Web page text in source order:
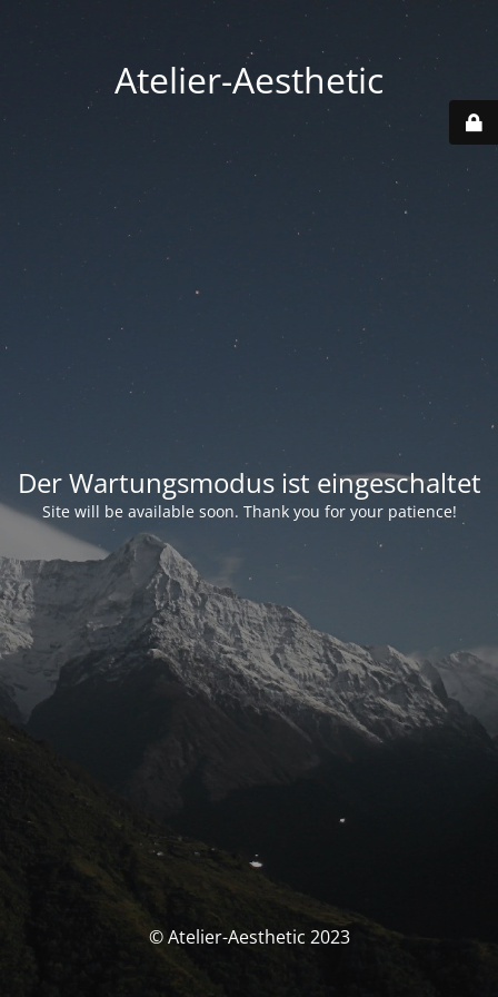
Atelier-Aesthetic
Der Wartungsmodus ist eingeschaltet
Site will be available soon. Thank you for your patience!
© Atelier-Aesthetic 2023